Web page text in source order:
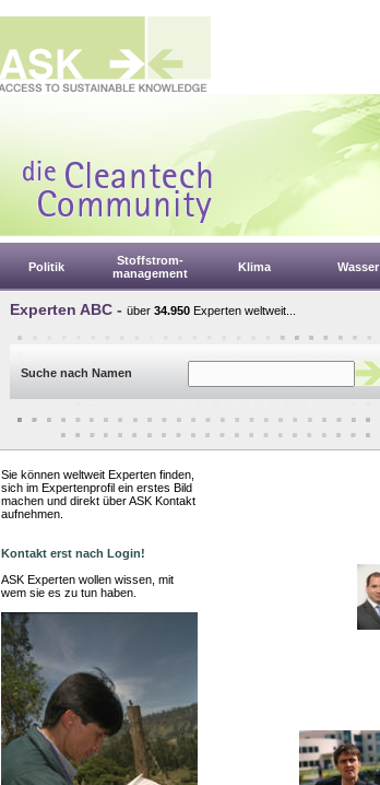
Politik
Stoffstrom-
management
Klima Wasser
Experten ABC - über 34.950 Experten weltweit...
Suche nach Namen
Sie können weltweit Experten finden,
sich im Expertenprofil ein erstes Bild
machen und direkt über ASK Kontakt
aufnehmen.
Kontakt erst nach Login!
ASK Experten wollen wissen, mit
wem sie es zu tun haben.